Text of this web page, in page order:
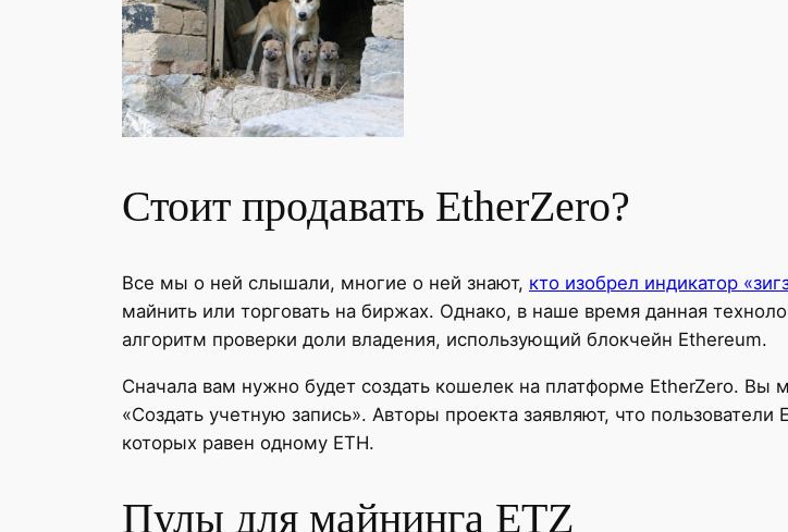
Стоит продавать EtherZero?
Все мы о ней слышали, многие о ней знают, кто изобрел индикатор
майнить или торговать на биржах. Однако, в наше время данная
алгоритм проверки доли владения, использующий блокчейн Ethereum.
Сначала вам нужно будет создать кошелек на платформе EtherZero. Вы
«Создать учетную запись». Авторы проекта заявляют, что
которых равен одному ETH.
Пулы для майнинга ETZ